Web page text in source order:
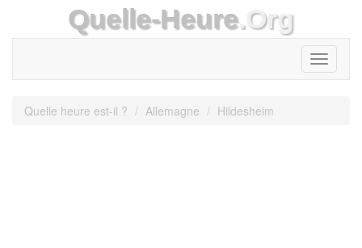
Quelle-Heure.Org
Toggle
Quelle heure est-il ? Allemagne Hildesheim